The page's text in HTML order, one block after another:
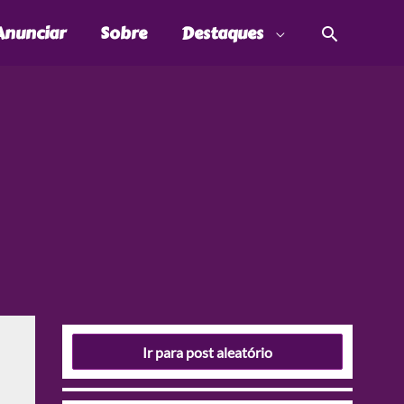
Sobre Destaques
Ir para post aleatório